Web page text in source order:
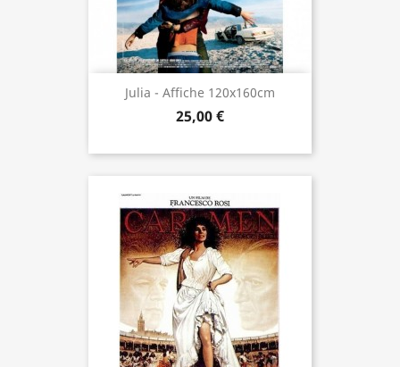
Julia - Affiche 120x160cm
25,00 €